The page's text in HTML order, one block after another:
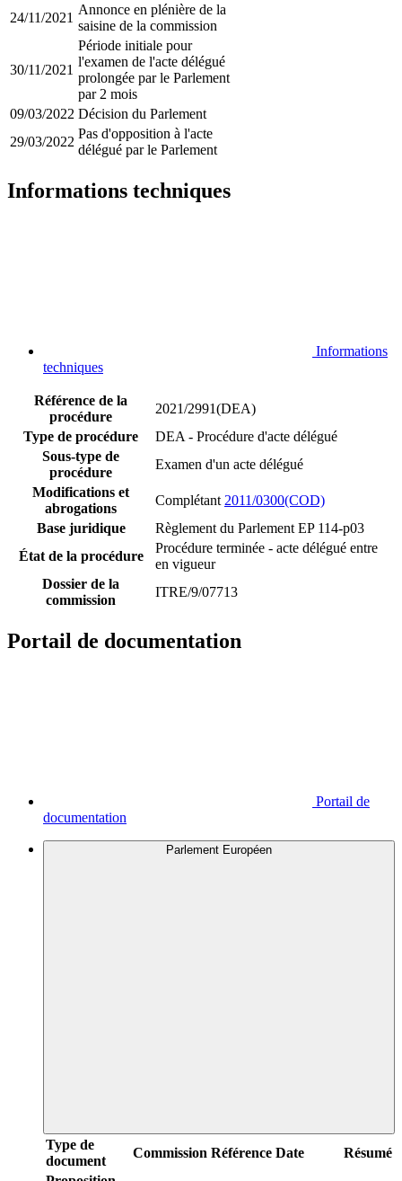
24/11/2021
Annonce en plénière de la
saisine de la commission
30/11/2021
Période initiale pour
l'examen de l'acte délégué
prolongée par le Parlement
par 2 mois
09/03/2022 Décision du Parlement
29/03/2022
Pas d'opposition à l'acte
délégué par le Parlement
Informations techniques
Informations
techniques
Référence de la
procédure
2021/2991(DEA)
Type de procédure
DEA - Procédure d'acte délégué
Sous-type de
procédure
Examen d'un acte délégué
Modifications et
abrogations
Complétant 2011/0300(COD)
Base juridique
Règlement du Parlement EP 114-p03
État de la procédure
Procédure terminée - acte délégué entre
en vigueur
Dossier de la
commission
ITRE/9/07713
Portail de documentation
Portail de
documentation
Parlement Européen
Type de
document
Commission Référence Date
Résumé